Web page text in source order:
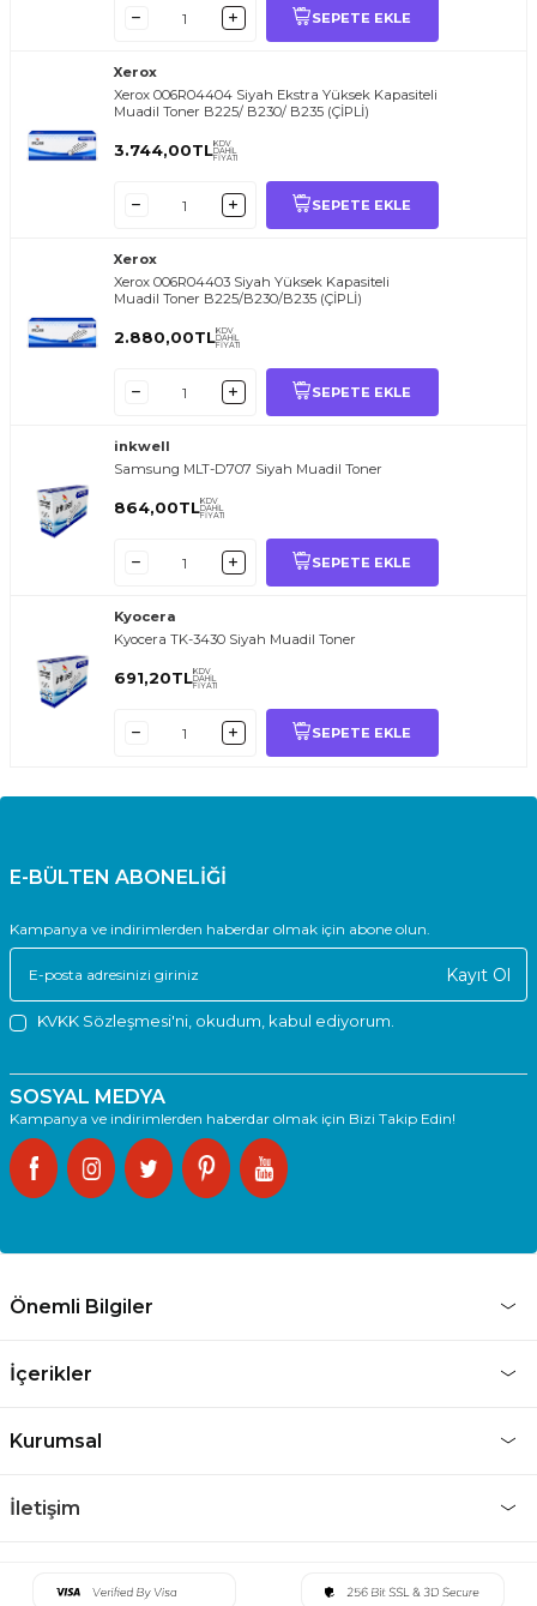
SEPETE EKLE
Xerox
Xerox 006R04404 Siyah Ekstra Yüksek Kapasiteli
Muadil Toner B225/ B230/ B235 (ÇİPLİ)
3.744,00TLKDV
DAHİL
FİYATI
SEPETE EKLE
Xerox
Xerox 006R04403 Siyah Yüksek Kapasiteli
Muadil Toner B225/B230/B235 (ÇİPLİ)
2.880,00TLKDV
DAHİL
FİYATI
SEPETE EKLE
inkwell
Samsung MLT-D707 Siyah Muadil Toner
864,00TLKDV
DAHİL
FİYATI
SEPETE EKLE
Kyocera
Kyocera TK-3430 Siyah Muadil Toner
691,20TLKDV
DAHİL
FİYATI
SEPETE EKLE
E-BÜLTEN ABONELİĞİ
Kampanya ve indirimlerden haberdar olmak için abone olun.
Kayıt Ol
KVKK Sözleşmesi'ni, okudum, kabul ediyorum.
SOSYAL MEDYA
Kampanya ve indirimlerden haberdar olmak için Bizi Takip Edin!
Önemli Bilgiler
İçerikler
Kurumsal
İletişim